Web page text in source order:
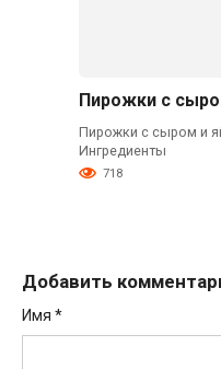
Пирожки с
Пирожки с сыром и
Ингредиенты
718
Добавить
Имя *